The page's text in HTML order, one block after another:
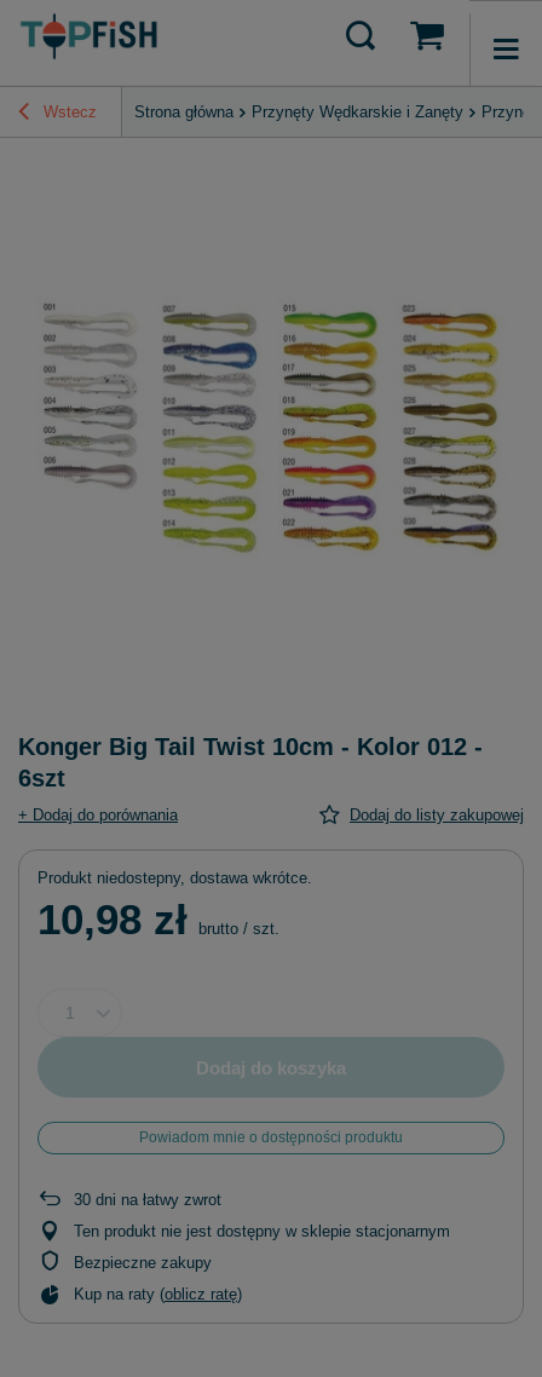
Wstecz Strona główna Przynęty Wędkarskie i Zanęty
Konger Big Tail Twist 10cm - Kolor 012 -
6szt
+ Dodaj do porównania Dodaj do listy zakupowej
Produkt niedostepny, dostawa wkrótce
10,98 zł brutto / szt.
Dodaj do koszyka
Powiadom mnie o dostępności produktu
30 dni na łatwy zwrot
Ten produkt nie jest dostępny w sklepie stacjonarnym
Bezpieczne zakupy
Kup na raty (oblicz ratę)